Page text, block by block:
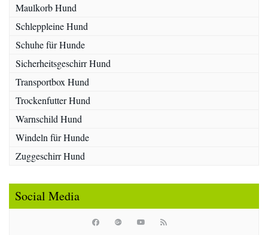
Maulkorb Hund
Schleppleine Hund
Schuhe für Hunde
Sicherheitsgeschirr Hund
Transportbox Hund
Trockenfutter Hund
Warnschild Hund
Windeln für Hunde
Zuggeschirr Hund
Social Media